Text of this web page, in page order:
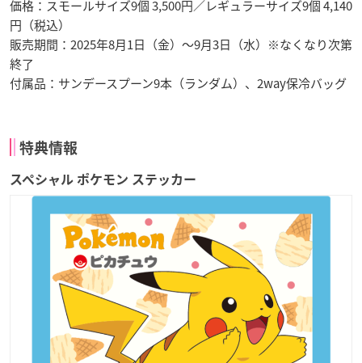
価格：スモールサイズ9個 3,500円／レギュラーサイズ9個 4,140
円（税込）
販売期間：2025年8月1日（金）～9月3日（水）※なくなり次第
終了
付属品：サンデースプーン9本（ランダム）、2way保冷バッグ
特典情報
スペシャル ポケモン ステッカー